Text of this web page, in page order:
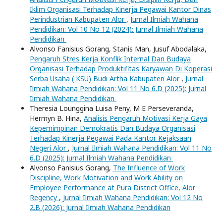
Iklim Organisasi Terhadap Kinerja Pegawai Kantor Dinas
Perindustrian Kabupaten Alor , Jurnal Ilmiah Wahana
Pendidikan: Vol 10 No 12 (2024): Jurnal Ilmiah Wahana
Pendidikan
Alvonso Fanisius Gorang, Stanis Man, Jusuf Abodalaka,
Pengaruh Stres Kerja Konflik Internal Dan Budaya
Organisasi Terhadap Produktifitas Karyawan Di Koperasi
Serba Usaha ( KSU) Budi Artha Kabupaten Alor , Jurnal
Ilmiah Wahana Pendidikan: Vol 11 No 6.D (2025): Jurnal
Ilmiah Wahana Pendidikan
Theresia Lounggina Luisa Peny, M E Perseveranda,
Hermyn B. Hina, Analisis Pengaruh Motivasi Kerja Gaya
Kepemimpinan Demokratis Dan Budaya Organisasi
Terhadap Kinerja Pegawai Pada Kantor Kejaksaan
Negeri Alor , Jurnal Ilmiah Wahana Pendidikan: Vol 11 No
6.D (2025): Jurnal Ilmiah Wahana Pendidikan
Alvonso Fanisius Gorang, The Influence of Work
Discipline, Work Motivation and Work Ability on
Employee Performance at Pura District Office, Alor
Regency , Jurnal Ilmiah Wahana Pendidikan: Vol 12 No
2.B (2026): Jurnal Ilmiah Wahana Pendidikan